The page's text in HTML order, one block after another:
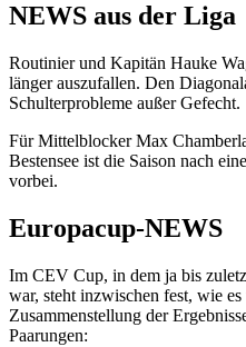
NEWS aus der Liga
Routinier und Kapitän Hauke
länger auszufallen. Den
Schulterprobleme außer Gefecht.
Für Mittelblocker Max
Bestensee ist die Saison nach
vorbei.
Europacup-NEWS
Im CEV Cup, in dem ja bis
war, steht inzwischen fest, wie
Zusammenstellung der
Paarungen: